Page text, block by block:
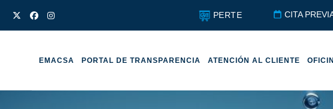
PERTE CITA
EMACSA PORTAL DE TRANSPARENCIA ATENCIÓN AL CLIENTE